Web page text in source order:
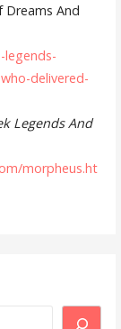
Dreams And
delivered-
Legends And
morpheus.ht